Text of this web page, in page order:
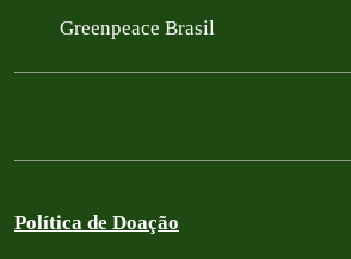
Greenpeace Brasil
Política de Doação